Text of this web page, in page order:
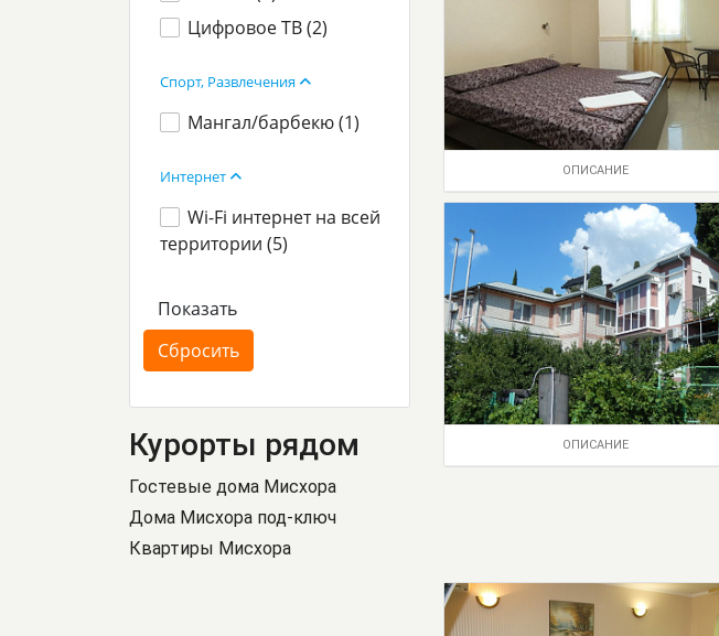
ОПИСАНИЕ
ОПИСАНИЕ
Цифровое ТВ (2)
Спорт, Развлечения
Мангал/барбекю (1)
Интернет
Wi-Fi интернет на всей
территории (5)
Курорты рядом
Гостевые дома Мисхора
Дома Мисхора под-ключ
Квартиры Мисхора